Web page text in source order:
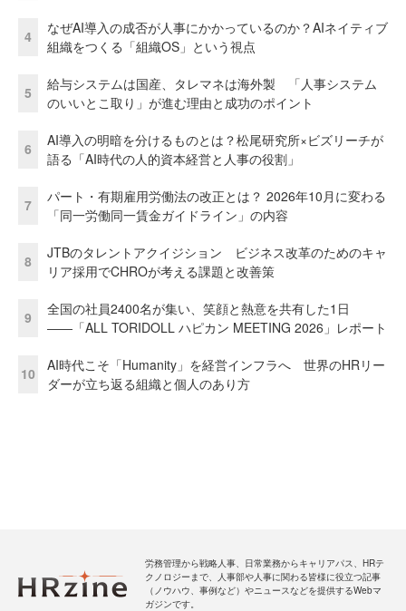
4
なぜAI導入の成否が人事にかかっているのか？AIネイティブ
組織をつくる「組織OS」という視点
5
給与システムは国産、タレマネは海外製 「人事システム
のいいとこ取り」が進む理由と成功のポイント
6
AI導入の明暗を分けるものとは？松尾研究所×ビズリーチが
語る「AI時代の人的資本経営と人事の役割」
7
パート・有期雇用労働法の改正とは？ 2026年10月に変わる
「同一労働同一賃金ガイドライン」の内容
8
JTBのタレントアクイジション ビジネス改革のためのキャ
リア採用でCHROが考える課題と改善策
9
全国の社員2400名が集い、笑顔と熱意を共有した1日
――「ALL TORIDOLL ハピカン MEETING 2026」レポート
10
AI時代こそ「Humanity」を経営インフラへ 世界のHRリー
ダーが立ち返る組織と個人のあり方
労務管理から戦略人事、日常業務からキャリアパス、HRテ
クノロジーまで、人事部や人事に関わる皆様に役立つ記事
（ノウハウ、事例など）やニュースなどを提供するWebマ
ガジンです。